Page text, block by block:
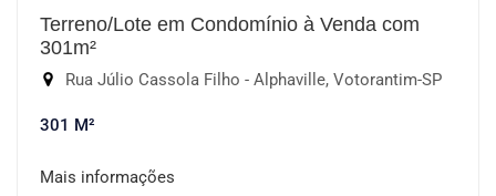
Terreno/Lote em Condomínio à Venda com
301m²
Rua Júlio Cassola Filho - Alphaville, Votorantim-SP
301 M²
Mais informações